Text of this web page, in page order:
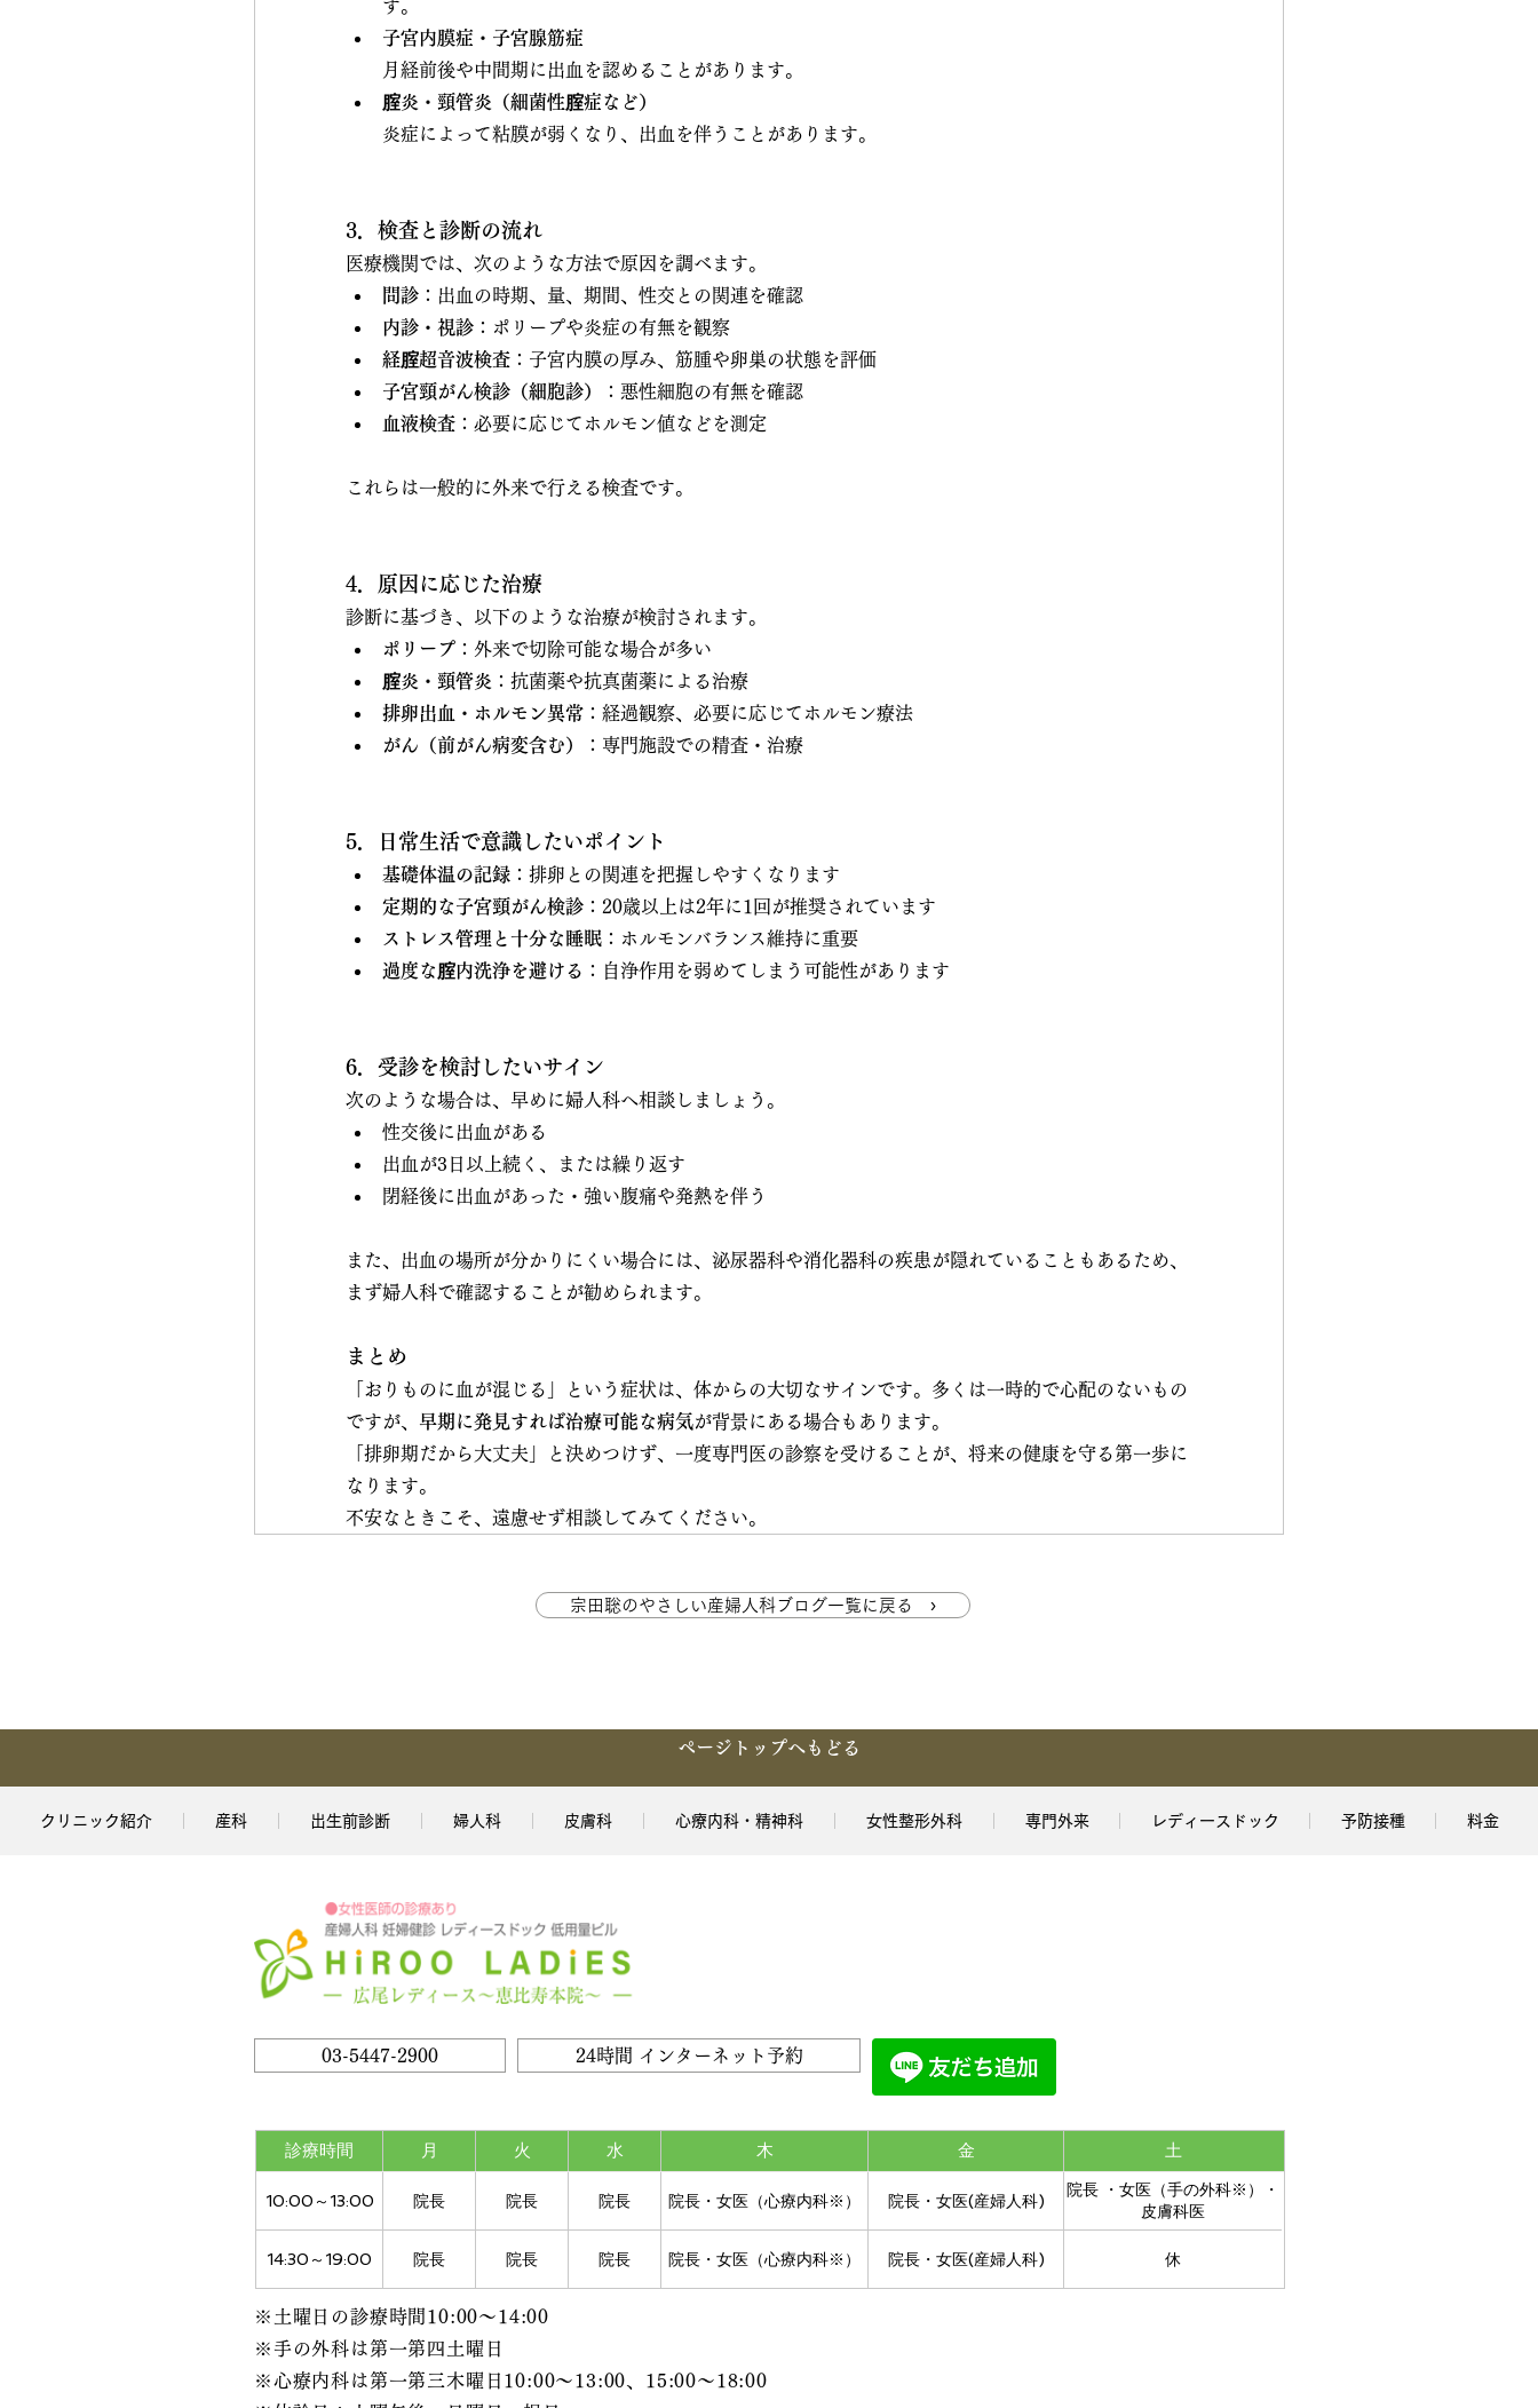
す。
子宮内膜症・子宮腺筋症
月経前後や中間期に出血を認めることがあります。
腟炎・頸管炎（細菌性腟症など）
炎症によって粘膜が弱くなり、出血を伴うことがあります。
3．検査と診断の流れ
医療機関では、次のような方法で原因を調べます。
問診 ：出血の時期、量、期間、性交との関連を確認
内診・視診 ：ポリープや炎症の有無を観察
経腟超音波検査 ：子宮内膜の厚み、筋腫や卵巣の状態を評価
子宮頸がん検診（細胞診）
：悪性細胞の有無を確認
血液検査 ：必要に応じてホルモン値などを測定
これらは一般的に外来で行える検査です。
4．原因に応じた治療
診断に基づき、以下のような治療が検討されます。
ポリープ ：外来で切除可能な場合が多い
腟炎・頸管炎 ：抗菌薬や抗真菌薬による治療
排卵出血・ホルモン異常 ：経過観察、必要に応じてホルモン療法
がん（前がん病変含む）
：専門施設での精査・治療
5．日常生活で意識したいポイント
基礎体温の記録 ：排卵との関連を把握しやすくなります
定期的な子宮頸がん検診 ：20歳以上は2年に1回が推奨されています
ストレス管理と十分な睡眠 ：ホルモンバランス維持に重要
過度な腟内洗浄を避ける ：自浄作用を弱めてしまう可能性があります
6．受診を検討したいサイン
次のような場合は、早めに婦人科へ相談しましょう。
性交後に出血がある
出血が3日以上続く、または繰り返す
閉経後に出血があった・強い腹痛や発熱を伴う
また、出血の場所が分かりにくい場合には、泌尿器科や消化器科の疾患が隠れていることもあるため、
まず婦人科で確認することが勧められます。
まとめ
「おりものに血が混じる」という症状は、体からの大切なサインです。多くは一時的で心配のないもの
ですが、 早期に発見すれば治療可能な病気が背景にある場合もあります。
「排卵期だから大丈夫」と決めつけず、一度専門医の診察を受けることが、将来の健康を守る第一歩に
なります。
不安なときこそ、遠慮せず相談してみてください。
宗田聡のやさしい産婦人科ブログ一覧に戻る ›
ページトップへもどる
クリニック紹介 産科 出生前診断 婦人科 皮膚科 心療内科・精神科 女性整形外科 専門外来 レディースドック 予防接種 料金
03-5447-2900 24時間 インターネット予約
診療時間 月 火 水 木 金 土
10:00～13:00 院長 院長 院長 院長・女医（心療内科※） 院長・女医(産婦人科)
院長 ・女医（手の外科※）・
皮膚科医
14:30～19:00 院長 院長 院長 院長・女医（心療内科※） 院長・女医(産婦人科) 休
※土曜日の診療時間10:00～14:00
※手の外科は第一第四土曜日
※心療内科は第一第三木曜日10:00～13:00、15:00～18:00